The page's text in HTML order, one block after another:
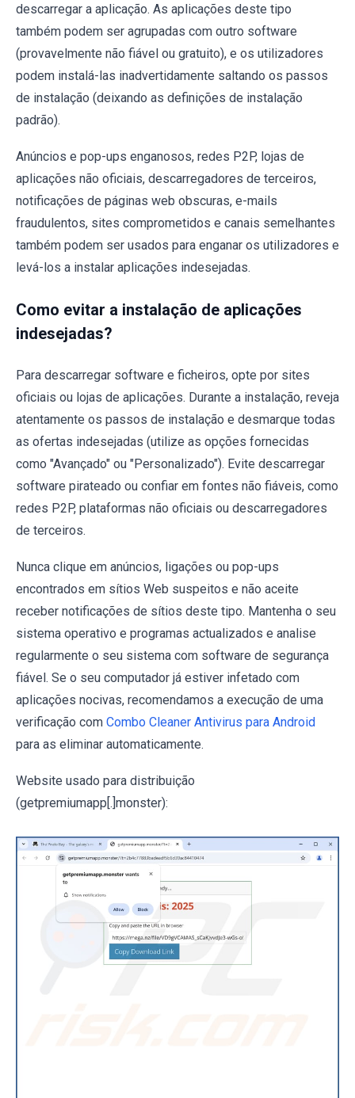
descarregar a aplicação. As aplicações deste tipo
também podem ser agrupadas com outro software
(provavelmente não fiável ou gratuito), e os utilizadores
podem instalá-las inadvertidamente saltando os passos
de instalação (deixando as definições de instalação
padrão).
Anúncios e pop-ups enganosos, redes P2P, lojas de
aplicações não oficiais, descarregadores de terceiros,
notificações de páginas web obscuras, e-mails
fraudulentos, sites comprometidos e canais semelhantes
também podem ser usados para enganar os utilizadores e
levá-los a instalar aplicações indesejadas.
Como evitar a instalação de aplicações
indesejadas?
Para descarregar software e ficheiros, opte por sites
oficiais ou lojas de aplicações. Durante a instalação, reveja
atentamente os passos de instalação e desmarque todas
as ofertas indesejadas (utilize as opções fornecidas
como "Avançado" ou "Personalizado"). Evite descarregar
software pirateado ou confiar em fontes não fiáveis, como
redes P2P, plataformas não oficiais ou descarregadores
de terceiros.
Nunca clique em anúncios, ligações ou pop-ups
encontrados em sítios Web suspeitos e não aceite
receber notificações de sítios deste tipo. Mantenha o seu
sistema operativo e programas actualizados e analise
regularmente o seu sistema com software de segurança
fiável. Se o seu computador já estiver infetado com
aplicações nocivas, recomendamos a execução de uma
verificação com Combo Cleaner Antivirus para Android
para as eliminar automaticamente.
Website usado para distribuição
(getpremiumapp[.]monster):